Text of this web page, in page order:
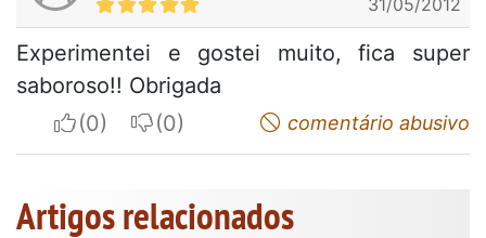
Experimentei e gostei muito, fica super
saboroso!! Obrigada
I apreciateI do not appreciatecomentário abusivo
Artigos relacionados